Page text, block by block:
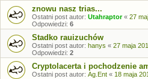
znowu nasz trias...
Ostatni post autor: Utahraptor« 27
Odpowiedzi: 6
Stadko rauizuchów
Ostatni post autor: hanys « 27 maja
Odpowiedzi: 2
Cryptolacerta i pochodzenie
Ostatni post autor: Ag.Ent « 18 maja